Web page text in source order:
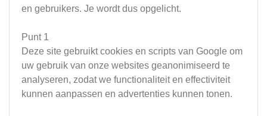
en gebruikers. Je wordt dus opgelicht.
Punt 1
Deze site gebruikt cookies en scripts van Google om
uw gebruik van onze websites geanonimiseerd te
analyseren, zodat we functionaliteit en effectiviteit
kunnen aanpassen en advertenties kunnen tonen.